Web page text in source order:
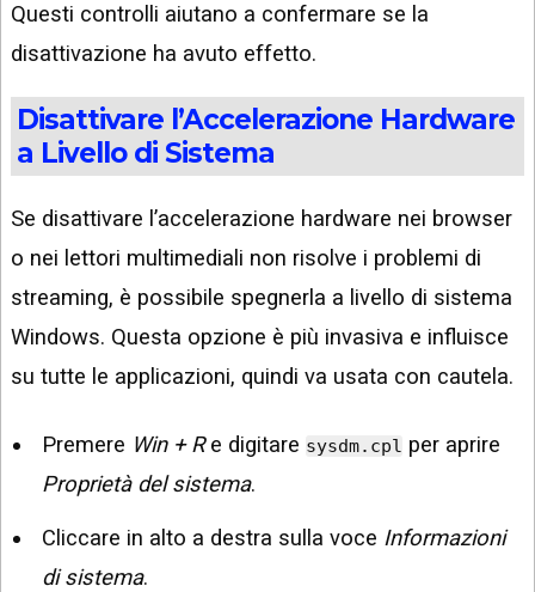
Questi controlli aiutano a confermare se la
disattivazione ha avuto effetto.
Disattivare l’Accelerazione Hardware
a Livello di Sistema
Se disattivare l’accelerazione hardware nei browser
o nei lettori multimediali non risolve i problemi di
streaming, è possibile spegnerla a livello di sistema
Windows. Questa opzione è più invasiva e influisce
su tutte le applicazioni, quindi va usata con cautela.
Premere Win + Re digitare sysdm.cpl per aprire
Proprietà del sistema.
Cliccare in alto a destra sulla voce Informazioni
di sistema.